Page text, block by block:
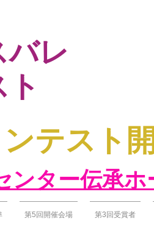
バレ
テスト
ンター伝承ホ
第5回開催会場 第3回受賞者